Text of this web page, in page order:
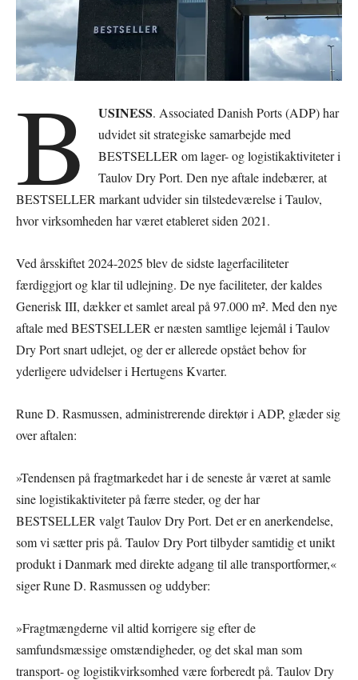
B USINESS. Associated Danish Ports (ADP) har
udvidet sit strategiske samarbejde med
BESTSELLER om lager- og logistikaktiviteter i
Taulov Dry Port. Den nye aftale indebærer, at
BESTSELLER markant udvider sin tilstedeværelse i Taulov,
hvor virksomheden har været etableret siden 2021.
Ved årsskiftet 2024-2025 blev de sidste lagerfaciliteter
færdiggjort og klar til udlejning. De nye faciliteter, der kaldes
Generisk III, dækker et samlet areal på 97.000 m². Med den nye
aftale med BESTSELLER er næsten samtlige lejemål i Taulov
Dry Port snart udlejet, og der er allerede opstået behov for
yderligere udvidelser i Hertugens Kvarter.
Rune D. Rasmussen, administrerende direktør i ADP, glæder sig
over aftalen:
»Tendensen på fragtmarkedet har i de seneste år været at samle
sine logistikaktiviteter på færre steder, og der har
BESTSELLER valgt Taulov Dry Port. Det er en anerkendelse,
som vi sætter pris på. Taulov Dry Port tilbyder samtidig et unikt
produkt i Danmark med direkte adgang til alle transportformer,«
siger Rune D. Rasmussen og uddyber:
»Fragtmængderne vil altid korrigere sig efter de
samfundsmæssige omstændigheder, og det skal man som
transport- og logistikvirksomhed være forberedt på. Taulov Dry